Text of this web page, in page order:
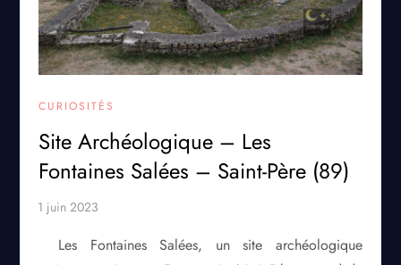
CURIOSITÉS
Site Archéologique – Les
Fontaines Salées – Saint-Père (89)
Les Fontaines Salées, un site archéologique